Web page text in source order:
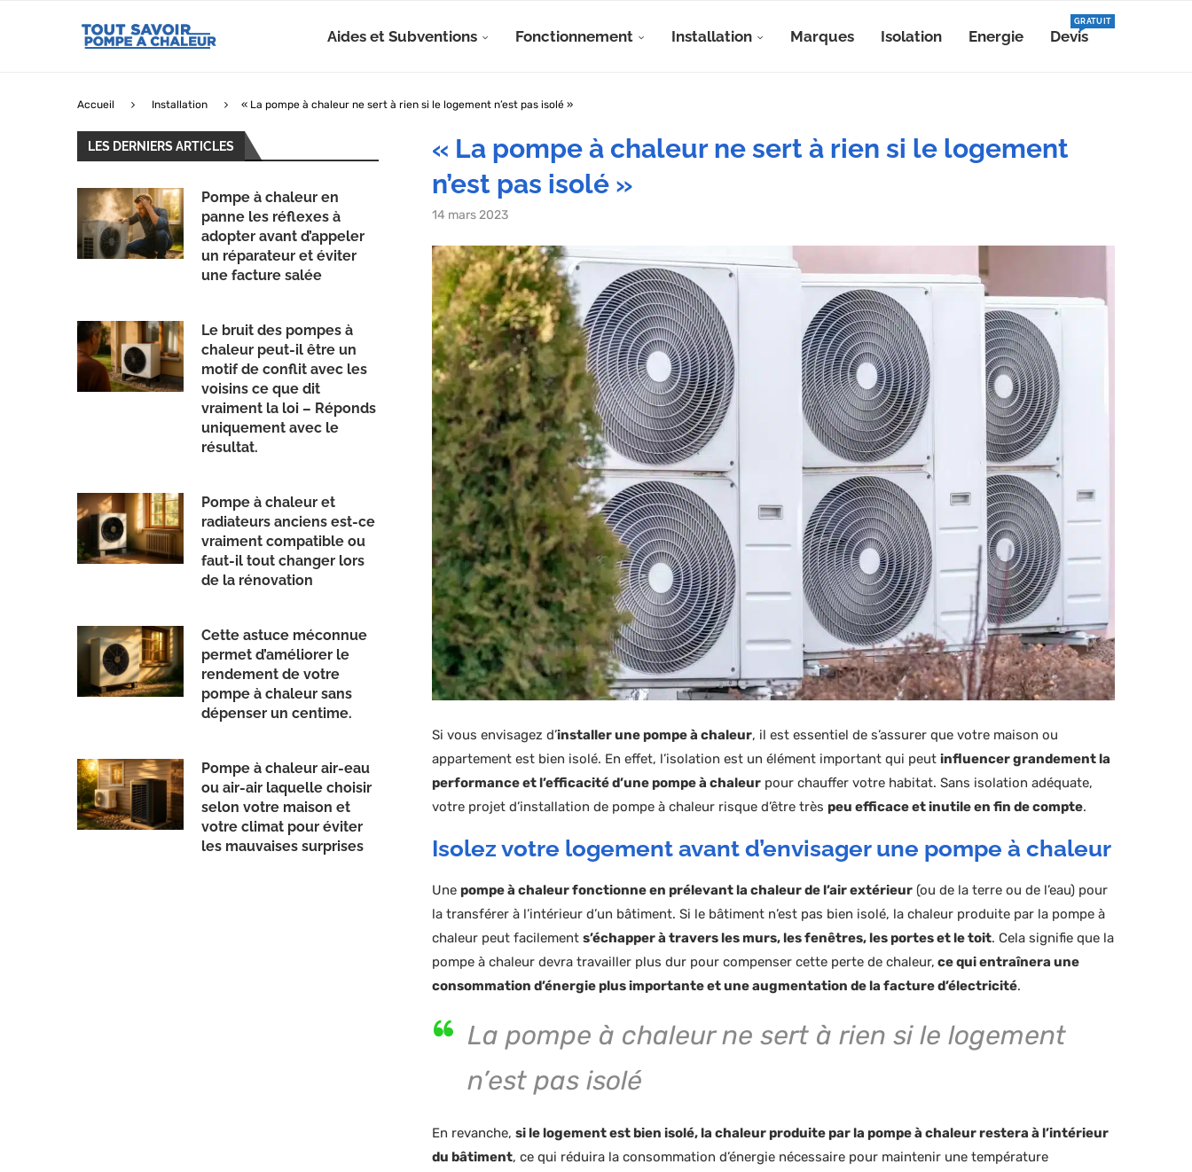
Aides et Subventions Fonctionnement Installation Marques Isolation Energie Devis
GRATUIT
Accueil Installation « La pompe à chaleur ne sert à rien si le logement n’est pas isolé »
« La pompe à chaleur ne sert à rien si le logement
n’est pas isolé »
14 mars 2023
Si vous envisagez d’installer une pompe à chaleur, il est essentiel de s’assurer que votre maison ou
appartement est bien isolé. En effet, l’isolation est un élément important qui peutinfluencer grandement la
performance et l’efficacité d’une pompe à chaleur pour chauffer votre habitat. Sans isolation adéquate,
votre projet d’installation de pompe à chaleur risque d’être très peu efficace et inutile en fin de compte.
Isolez votre logement avant d’envisager une pompe à chaleur
Une pompe à chaleur fonctionne en prélevant la chaleur de l’air extérieur (ou de la terre ou de l’eau) pour
la transférer à l’intérieur d’un bâtiment. Si le bâtiment n’est pas bien isolé, la chaleur produite par la pompe à
chaleur peut facilements’échapper à travers les murs, les fenêtres, les portes et le toit. Cela signifie que la
pompe à chaleur devra travailler plus dur pour compenser cette perte de chaleur, ce qui entraînera une
consommation d’énergie plus importante et une augmentation de la facture d’électricité.
La pompe à chaleur ne sert à rien si le logement
n’est pas isolé
En revanche,si le logement est bien isolé, la chaleur produite par la pompe à chaleur restera à l’intérieur
du bâtiment, ce qui réduira la consommation d’énergie nécessaire pour maintenir une température
LES DERNIERS ARTICLES
Pompe à chaleur en
panne les réflexes à
adopter avant d’appeler
un réparateur et éviter
une facture salée
Le bruit des pompes à
chaleur peut-il être un
motif de conflit avec les
voisins ce que dit
vraiment la loi – Réponds
uniquement avec le
résultat.
Pompe à chaleur et
radiateurs anciens est-ce
vraiment compatible ou
faut-il tout changer lors
de la rénovation
Cette astuce méconnue
permet d’améliorer le
rendement de votre
pompe à chaleur sans
dépenser un centime.
Pompe à chaleur air-eau
ou air-air laquelle choisir
selon votre maison et
votre climat pour éviter
les mauvaises surprises